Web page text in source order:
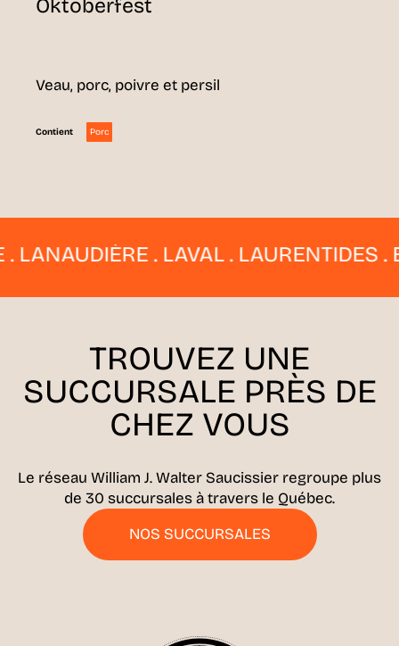
Oktoberfest
Veau, porc, poivre et persil
Contient Porc
. LAVAL . LAURENTIDES .
TROUVEZ UNE
SUCCURSALE PRÈS DE
CHEZ VOUS
Le réseau William J. Walter Saucissier regroupe plus
de 30 succursales à travers le Québec.
NOS SUCCURSALES